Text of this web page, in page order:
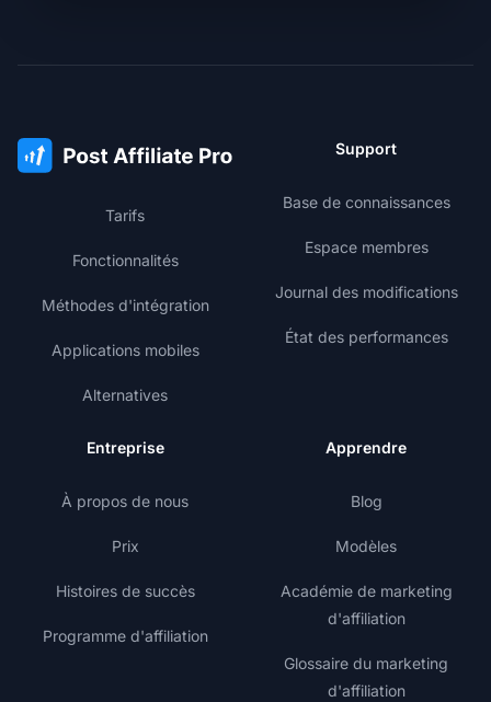
Tarifs
Fonctionnalités
Méthodes d'intégration
Applications mobiles
Alternatives
Support
Base de connaissances
Espace membres
Journal des modifications
État des performances
Entreprise
À propos de nous
Prix
Histoires de succès
Programme d'affiliation
Apprendre
Blog
Modèles
Académie de marketing
d'affiliation
Glossaire du marketing
d'affiliation